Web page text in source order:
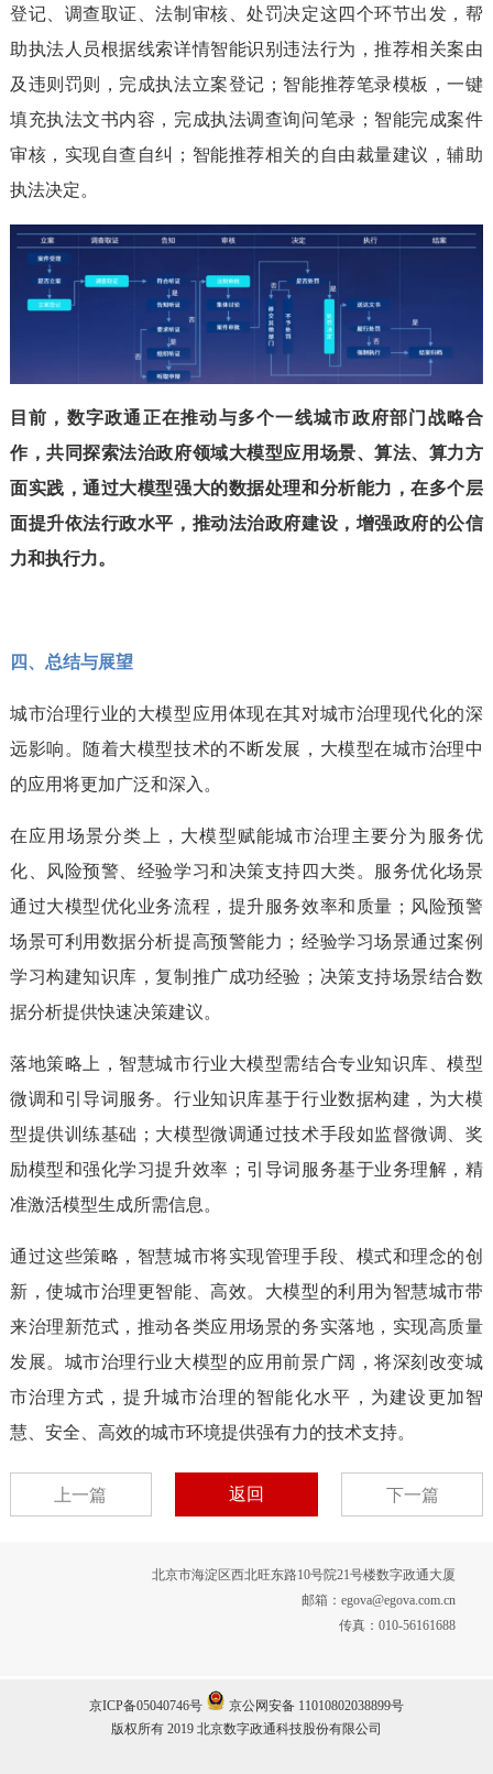
登记、调查取证、法制审核、处罚决定这四个环节出发，帮
助执法人员根据线索详情智能识别违法行为，推荐相关案由
及违则罚则，完成执法立案登记；智能推荐笔录模板，一键
填充执法文书内容，完成执法调查询问笔录；智能完成案件
审核，实现自查自纠；智能推荐相关的自由裁量建议，辅助
执法决定。
目前，数字政通正在推动与多个一线城市政府部门战略合
作，共同探索法治政府领域大模型应用场景、算法、算力方
面实践，通过大模型强大的数据处理和分析能力，在多个层
面提升依法行政水平，推动法治政府建设，增强政府的公信
力和执行力。
四、总结与展望
城市治理行业的大模型应用体现在其对城市治理现代化的深
远影响。随着大模型技术的不断发展，大模型在城市治理中
的应用将更加广泛和深入。
在应用场景分类上，大模型赋能城市治理主要分为服务优
化、风险预警、经验学习和决策支持四大类。服务优化场景
通过大模型优化业务流程，提升服务效率和质量；风险预警
场景可利用数据分析提高预警能力；经验学习场景通过案例
学习构建知识库，复制推广成功经验；决策支持场景结合数
据分析提供快速决策建议。
落地策略上，智慧城市行业大模型需结合专业知识库、模型
微调和引导词服务。行业知识库基于行业数据构建，为大模
型提供训练基础；大模型微调通过技术手段如监督微调、奖
励模型和强化学习提升效率；引导词服务基于业务理解，精
准激活模型生成所需信息。
通过这些策略，智慧城市将实现管理手段、模式和理念的创
新，使城市治理更智能、高效。大模型的利用为智慧城市带
来治理新范式，推动各类应用场景的务实落地，实现高质量
发展。城市治理行业大模型的应用前景广阔，将深刻改变城
市治理方式，提升城市治理的智能化水平，为建设更加智
慧、安全、高效的城市环境提供强有力的技术支持。
上一篇 返回 下一篇
北京市海淀区西北旺东路10号院21号楼数字政通大厦
邮箱：egova@egova.com.cn
传真：010-56161688
京ICP备05040746号
京公网安备 11010802038899号
版权所有 2019 北京数字政通科技股份有限公司